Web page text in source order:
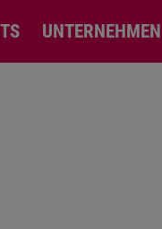
UNTERNEHMEN